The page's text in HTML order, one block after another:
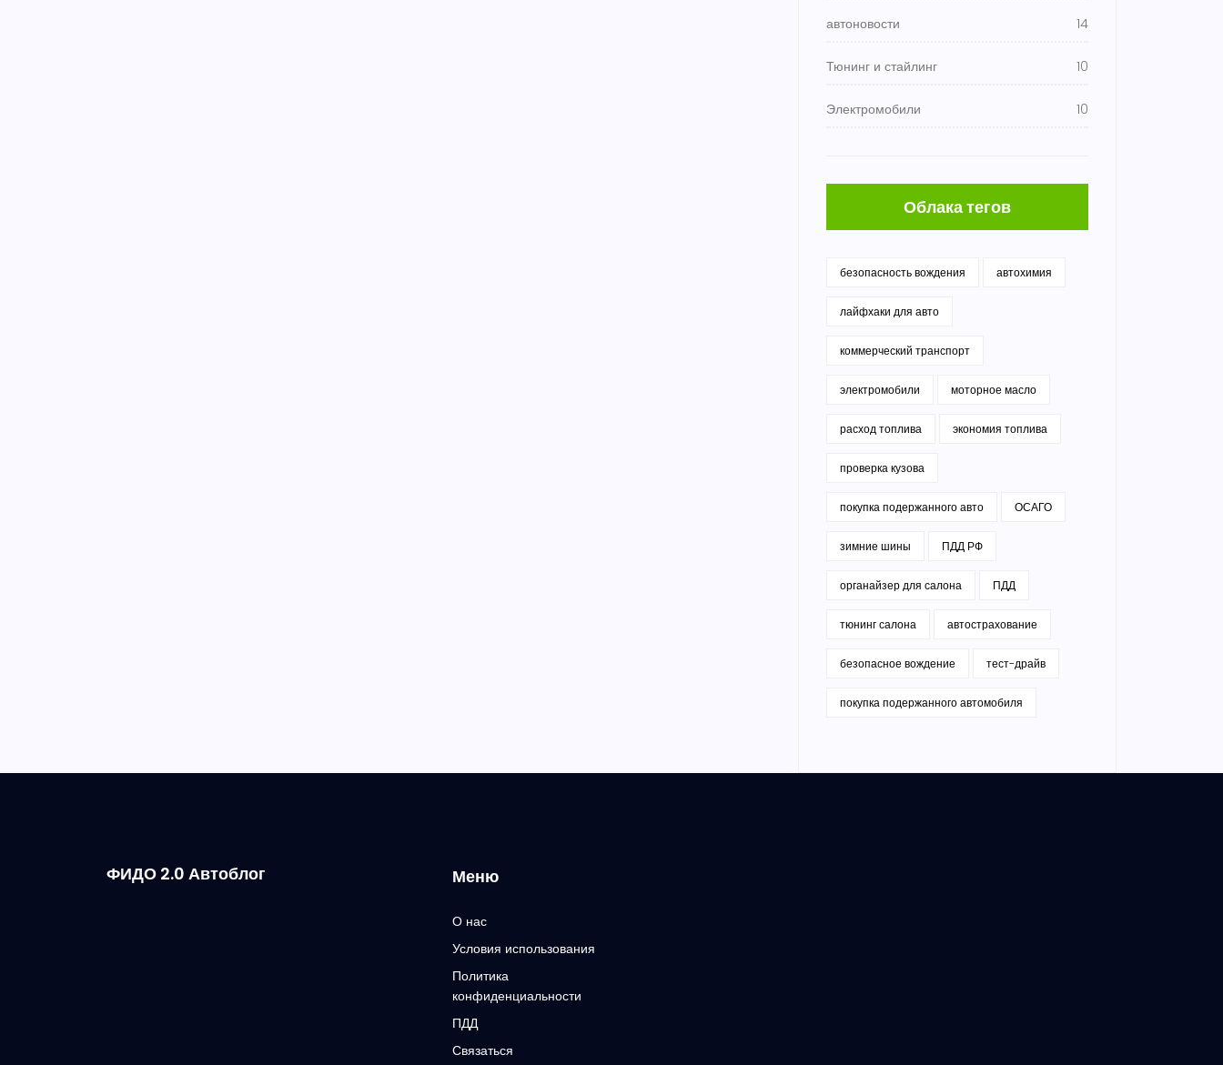
автоновости 14
Тюнинг и стайлинг 10
Электромобили 10
Облака тегов
безопасность вождения автохимия
лайфхаки для авто
коммерческий транспорт
электромобили моторное масло
расход топлива экономия топлива
проверка кузова
покупка подержанного авто ОСАГО
зимние шины ПДД РФ
органайзер для салона ПДД
тюнинг салона автострахование
безопасное вождение тест-драйв
покупка подержанного автомобиля
ФИДО 2.0 Автоблог Меню
О нас
Условия использования
Политика
конфиденциальности
ПДД
Связаться